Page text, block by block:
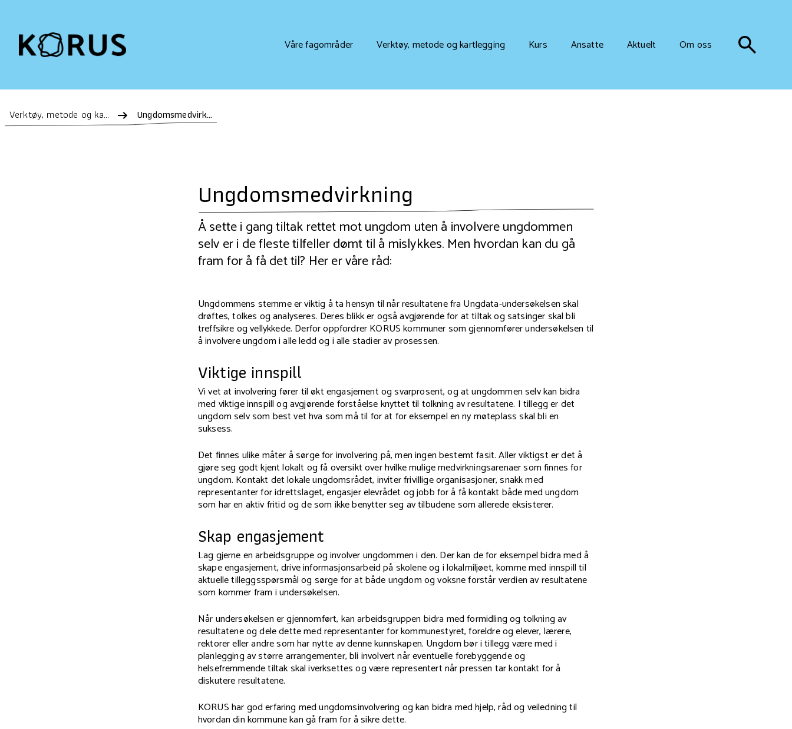
Våre fagområder Verktøy, metode og kartlegging Kurs Ansatte Aktuelt Om oss
Verktøy, metode og kartlegging Ungdomsmedvirkning
Ungdomsmedvirkning
Å sette i gang tiltak rettet mot ungdom uten å involvere ungdommen
selv er i de fleste tilfeller dømt til å mislykkes. Men hvordan kan du gå
fram for å få det til? Her er våre råd:
Ungdommens stemme er viktig å ta hensyn til når resultatene fra Ungdata-undersøkelsen skal
drøftes, tolkes og analyseres. Deres blikk er også avgjørende for at tiltak og satsinger skal bli
treffsikre og vellykkede. Derfor oppfordrer KORUS kommuner som gjennomfører undersøkelsen til
å involvere ungdom i alle ledd og i alle stadier av prosessen.
Viktige innspill
Vi vet at involvering fører til økt engasjement og svarprosent, og at ungdommen selv kan bidra
med viktige innspill og avgjørende forståelse knyttet til tolkning av resultatene. I tillegg er det
ungdom selv som best vet hva som må til for at for eksempel en ny møteplass skal bli en
suksess.
Det finnes ulike måter å sørge for involvering på, men ingen bestemt fasit. Aller viktigst er det å
gjøre seg godt kjent lokalt og få oversikt over hvilke mulige medvirkningsarenaer som finnes for
ungdom. Kontakt det lokale ungdomsrådet, inviter frivillige organisasjoner, snakk med
representanter for idrettslaget, engasjer elevrådet og jobb for å få kontakt både med ungdom
som har en aktiv fritid og de som ikke benytter seg av tilbudene som allerede eksisterer.
Skap engasjement
Lag gjerne en arbeidsgruppe og involver ungdommen i den. Der kan de for eksempel bidra med å
skape engasjement, drive informasjonsarbeid på skolene og i lokalmiljøet, komme med innspill til
aktuelle tilleggsspørsmål og sørge for at både ungdom og voksne forstår verdien av resultatene
som kommer fram i undersøkelsen.
Når undersøkelsen er gjennomført, kan arbeidsgruppen bidra med formidling og tolkning av
resultatene og dele dette med representanter for kommunestyret, foreldre og elever, lærere,
rektorer eller andre som har nytte av denne kunnskapen. Ungdom bør i tillegg være med i
planlegging av større arrangementer, bli involvert når eventuelle forebyggende og
helsefremmende tiltak skal iverksettes og være representert når pressen tar kontakt for å
diskutere resultatene.
KORUS har god erfaring med ungdomsinvolvering og kan bidra med hjelp, råd og veiledning til
hvordan din kommune kan gå fram for å sikre dette.